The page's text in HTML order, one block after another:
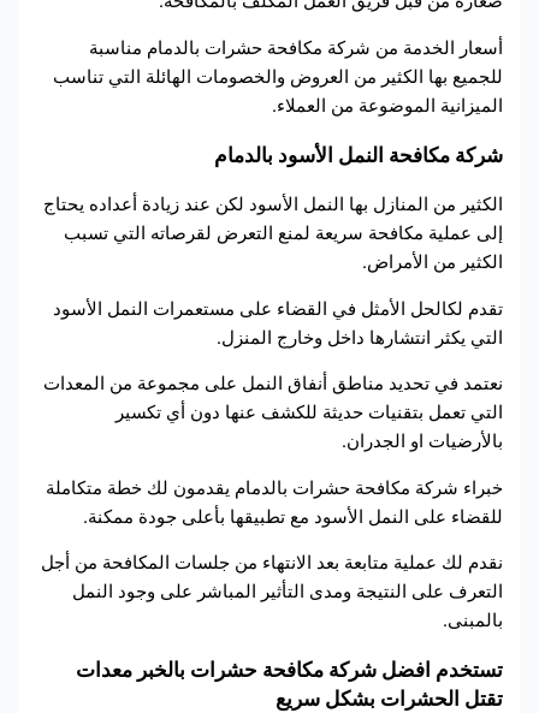
أسعار الخدمة من شركة مكافحة حشرات بالدمام مناسبة
للجميع بها الكثير من العروض والخصومات الهائلة التي تناسب
الميزانية الموضوعة من العملاء.
شركة مكافحة النمل الأسود بالدمام
الكثير من المنازل بها النمل الأسود لكن عند زيادة أعداده يحتاج
إلى عملية مكافحة سريعة لمنع التعرض لقرصاته التي تسبب
الكثير من الأمراض.
تقدم لكالحل الأمثل في القضاء على مستعمرات النمل الأسود
التي يكثر انتشارها داخل وخارج المنزل.
نعتمد في تحديد مناطق أنفاق النمل على مجموعة من المعدات
التي تعمل بتقنيات حديثة للكشف عنها دون أي تكسير
بالأرضيات او الجدران.
خبراء شركة مكافحة حشرات بالدمام يقدمون لك خطة متكاملة
للقضاء على النمل الأسود مع تطبيقها بأعلى جودة ممكنة.
نقدم لك عملية متابعة بعد الانتهاء من جلسات المكافحة من أجل
التعرف على النتيجة ومدى التأثير المباشر على وجود النمل
بالمبنى.
تستخدم افضل شركة مكافحة حشرات بالخبر معدات
تقتل الحشرات بشكل سريع